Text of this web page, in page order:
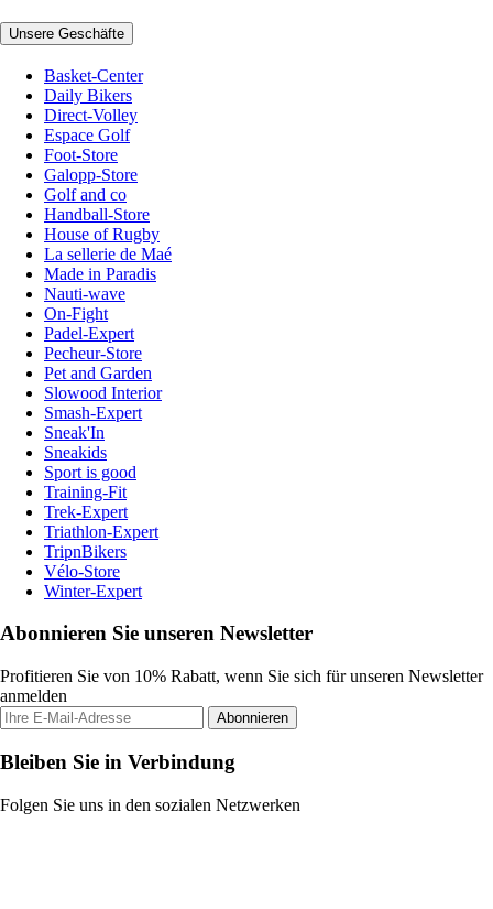
Unsere Geschäfte
Basket-Center
Daily Bikers
Direct-Volley
Espace Golf
Foot-Store
Galopp-Store
Golf and co
Handball-Store
House of Rugby
La sellerie de Maé
Made in Paradis
Nauti-wave
On-Fight
Padel-Expert
Pecheur-Store
Pet and Garden
Slowood Interior
Smash-Expert
Sneak'In
Sneakids
Sport is good
Training-Fit
Trek-Expert
Triathlon-Expert
TripnBikers
Vélo-Store
Winter-Expert
Abonnieren Sie unseren Newsletter
Profitieren Sie von 10% Rabatt, wenn Sie sich für unseren Newsletter
anmelden
Abonnieren
Bleiben Sie in Verbindung
Folgen Sie uns in den sozialen Netzwerken